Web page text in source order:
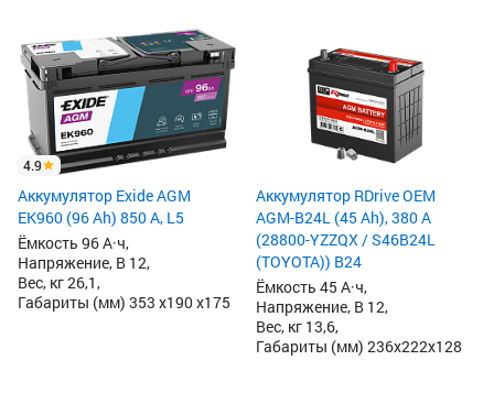
4.9
Аккумулятор Exide AGM
EK960 (96 Ah) 850 А, L5
Ёмкость 96 А·ч,
Напряжение, В 12,
Вес, кг 26,1,
Габариты (мм) 353 x190 x175
Аккумулятор RDrive OEM
AGM-B24L (45 Ah), 380 А
(28800-YZZQX / S46B24L
(TOYOTA)) B24
Ёмкость 45 А·ч,
Напряжение, В 12,
Вес, кг 13,6,
Габариты (мм) 236x222x128